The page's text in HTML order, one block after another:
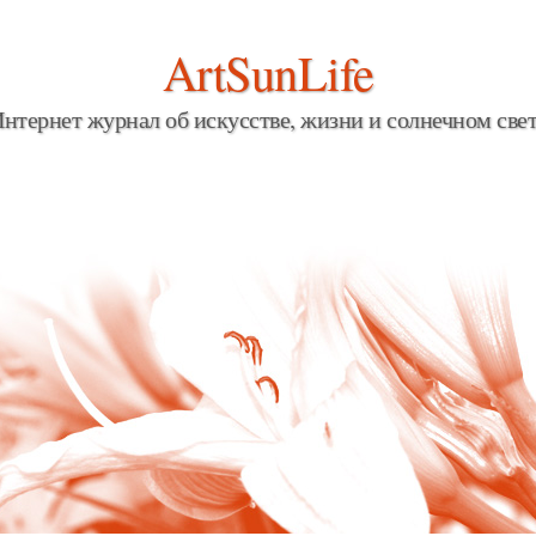
ArtSunLife
журнал об искусстве, жизни и солнечном